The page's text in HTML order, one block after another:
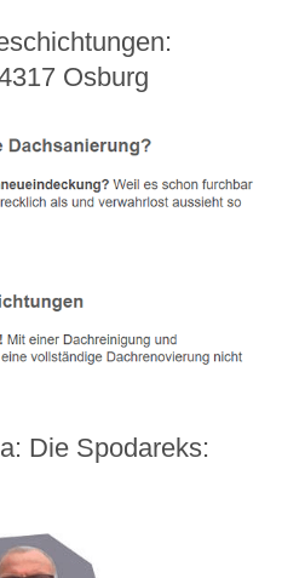
Osburg
Die Spodareks: